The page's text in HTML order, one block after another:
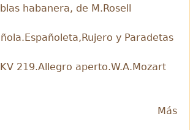
habanera, de M.Rosell
y Paradetas
219.Allegro aperto.W.A.Mozart
Más